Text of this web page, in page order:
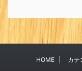
HOME カテ